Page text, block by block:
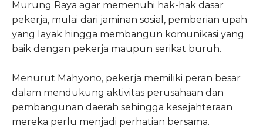
Murung Raya agar memenuhi hak-hak dasar
pekerja, mulai dari jaminan sosial, pemberian upah
yang layak hingga membangun komunikasi yang
baik dengan pekerja maupun serikat buruh.
Menurut Mahyono, pekerja memiliki peran besar
dalam mendukung aktivitas perusahaan dan
pembangunan daerah sehingga kesejahteraan
mereka perlu menjadi perhatian bersama.